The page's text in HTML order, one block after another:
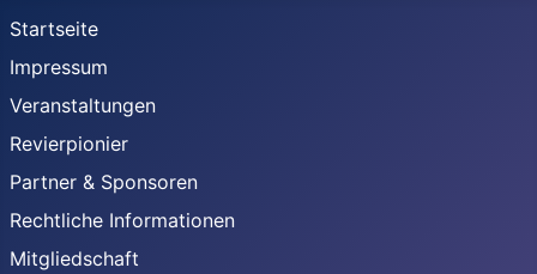
Startseite
Impressum
Veranstaltungen
Revierpionier
Partner & Sponsoren
Rechtliche Informationen
Mitgliedschaft